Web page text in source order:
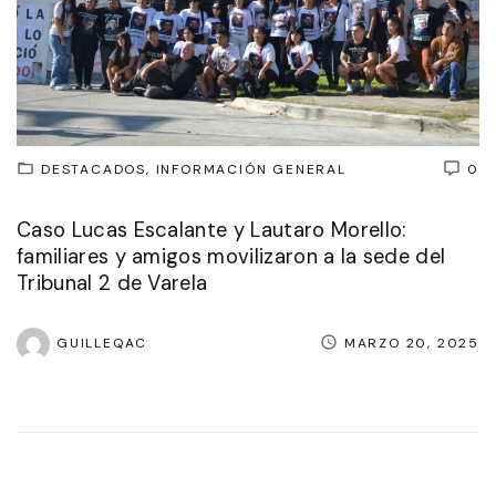
0
DESTACADOS INFORMACIÓN GENERAL
Caso Lucas Escalante y Lautaro Morello:
familiares y amigos movilizaron a la sede del
Tribunal 2 de Varela
GUILLEQAC MARZO 20, 2025